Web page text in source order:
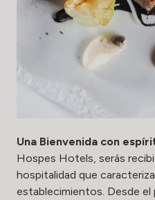
Una Bienvenida con
Hospes Hotels, serás
hospitalidad que
establecimientos. Desde